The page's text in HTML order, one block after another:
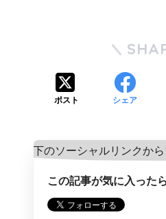
ポスト シェア
この記事が気に入った